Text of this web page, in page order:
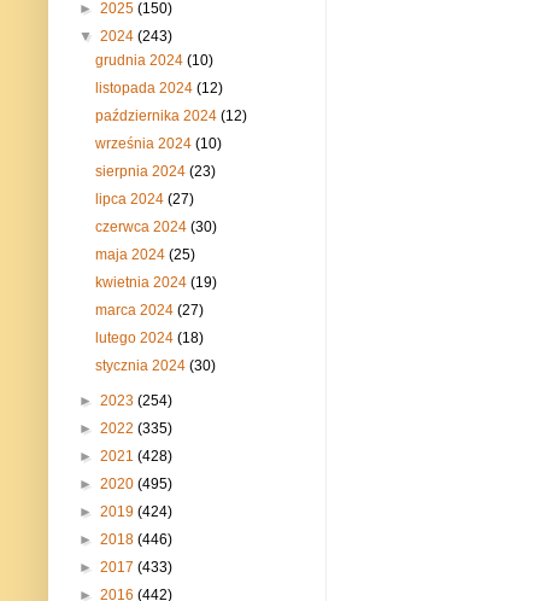
► 2025 (150)
▼ 2024 (243)
grudnia 2024(10)
listopada 2024(12)
października 2024(12)
września 2024(10)
sierpnia 2024(23)
lipca 2024(27)
czerwca 2024(30)
maja 2024(25)
kwietnia 2024(19)
marca 2024(27)
lutego 2024(18)
stycznia 2024(30)
► 2023 (254)
► 2022 (335)
► 2021 (428)
► 2020 (495)
► 2019 (424)
► 2018 (446)
► 2017 (433)
► 2016 (442)